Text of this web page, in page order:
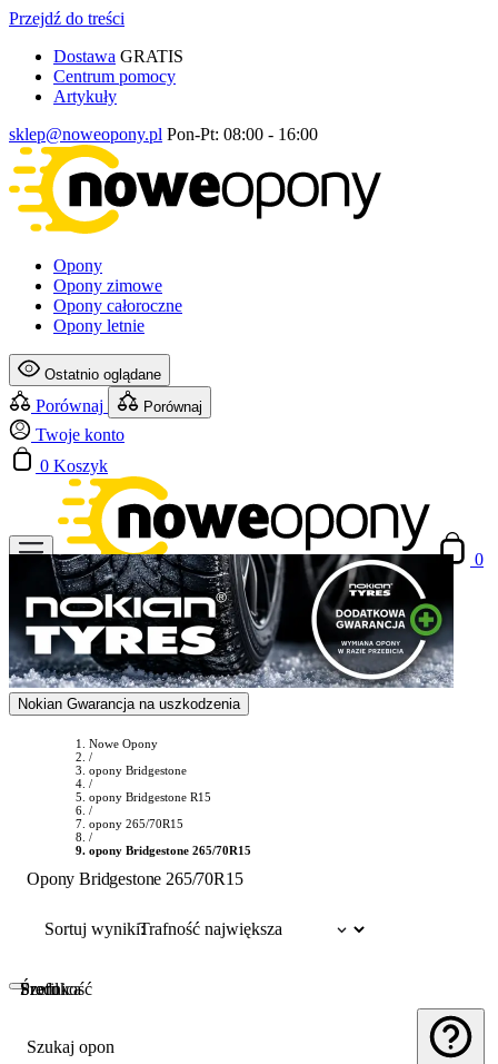
Przejdź do treści
Dostawa GRATIS
Centrum pomocy
Artykuły
sklep@noweopony.pl Pon-Pt: 08:00 - 16:00
Opony
Opony zimowe
Opony całoroczne
Opony letnie
Ostatnio oglądane
Porównaj Porównaj
Twoje konto
0 Koszyk
0
Nokian Gwarancja na uszkodzenia
Nowe Opony
/
opony Bridgestone
/
opony Bridgestone R15
/
opony 265/70R15
/
opony Bridgestone 265/70R15
Opony Bridgestone 265/70R15
Sortuj wyniki:
Szukaj opon
Szerokość
Profil
Średnica